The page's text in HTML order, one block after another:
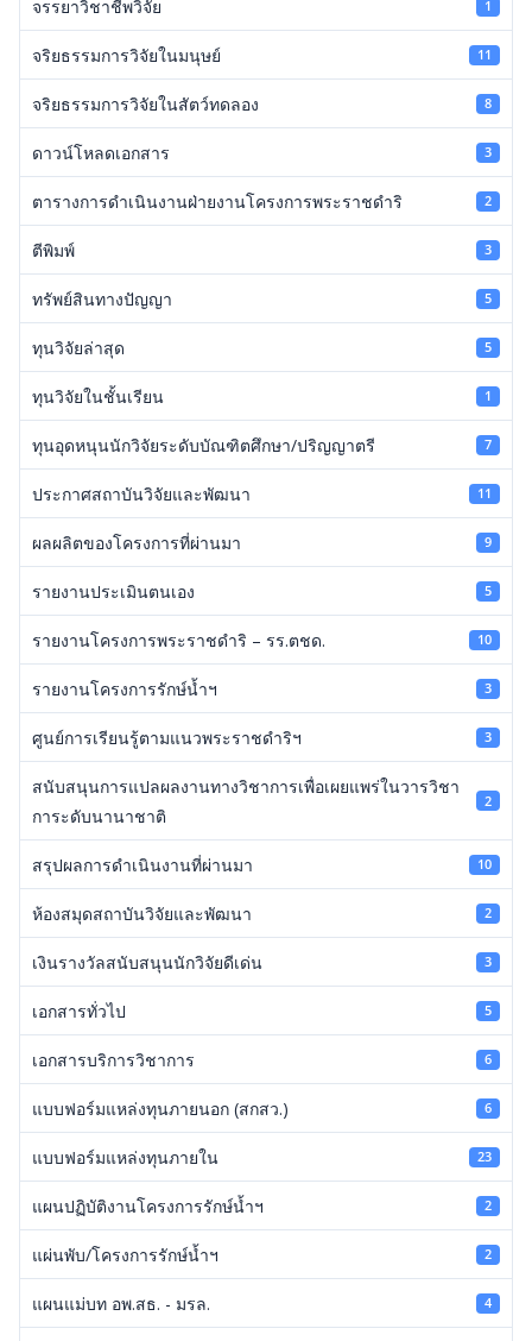
จรรยาวิชาชีพวิจัย 1
จริยธรรมการวิจัยในมนุษย์ 11
จริยธรรมการวิจัยในสัตว์ทดลอง 8
ดาวน์โหลดเอกสาร 3
ตารางการดำเนินงานฝ่ายงานโครงการพระราชดำริ 2
ตีพิมพ์ 3
ทรัพย์สินทางปัญญา 5
ทุนวิจัยล่าสุด 5
ทุนวิจัยในชั้นเรียน 1
ทุนอุดหนุนนักวิจัยระดับบัณฑิตศึกษา/ปริญญาตรี 7
ประกาศสถาบันวิจัยและพัฒนา 11
ผลผลิตของโครงการที่ผ่านมา 9
รายงานประเมินตนเอง 5
รายงานโครงการพระราชดำริ – รร.ตชด. 10
รายงานโครงการรักษ์น้ำฯ 3
ศูนย์การเรียนรู้ตามแนวพระราชดำริฯ 3
สนับสนุนการแปลผลงานทางวิชาการเพื่อเผยแพร่ในวารวิชา
การะดับนานาชาติ
2
สรุปผลการดำเนินงานที่ผ่านมา 10
ห้องสมุดสถาบันวิจัยและพัฒนา 2
เงินรางวัลสนับสนุนนักวิจัยดีเด่น 3
เอกสารทั่วไป 5
เอกสารบริการวิชาการ 6
แบบฟอร์มแหล่งทุนภายนอก (สกสว.) 6
แบบฟอร์มแหล่งทุนภายใน 23
แผนปฏิบัติงานโครงการรักษ์น้ำฯ 2
แผ่นพับ/โครงการรักษ์น้ำฯ 2
แผนแม่บท อพ.สธ. - มรล. 4